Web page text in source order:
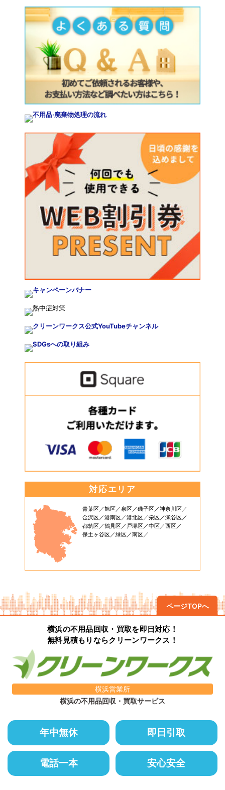
対応エリア
青葉区 旭区 泉区 磯子区
神奈川区
金沢区
港南区 港北区 栄区
瀬谷区
都筑区
鶴見区 戸塚区 中区
西区
保土ヶ谷区
緑区 南区
ページTOPへ
横浜の不用品回収・買取を即日対応！
無料見積もりならクリーンワークス！
横浜営業所
横浜の不用品回収・買取サービス
年中無休 即日引取
電話一本 安心安全